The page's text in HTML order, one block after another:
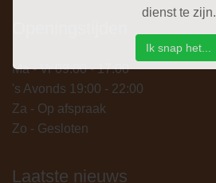
dienst te zijn.
Ik snap het...
Ma - Vr 09:00 - 17:00
's Avonds 19:00 - 22:00
Za - Op afspraak
Zo - Gesloten
Laatste nieuws